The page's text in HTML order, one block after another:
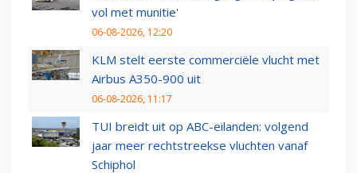
vol met munitie'
06-08-2026, 12:20
KLM stelt eerste commerciële vlucht met
Airbus A350-900 uit
06-08-2026, 11:17
TUI breidt uit op ABC-eilanden: volgend
jaar meer rechtstreekse vluchten vanaf
Schiphol